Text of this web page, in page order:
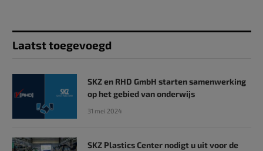
Laatst toegevoegd
SKZ en RHD GmbH starten samenwerking
op het gebied van onderwijs
31 mei 2024
SKZ Plastics Center nodigt u uit voor de